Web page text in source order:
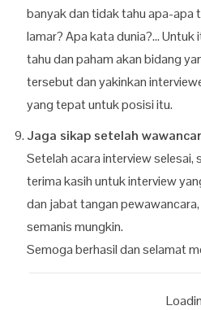
banyak dan tidak tahu apa-apa
lamar? Apa kata dunia?… Untuk
tahu dan paham akan bidang
tersebut dan yakinkan
yang tepat untuk posisi itu.
Jaga sikap setelah
Setelah acara interview selesai,
terima kasih untuk interview
dan jabat tangan
semanis mungkin.
Semoga berhasil dan selamat